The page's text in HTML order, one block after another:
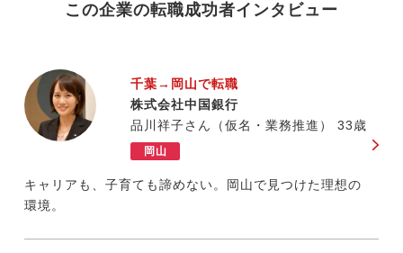
この企業の転職成功者インタビュー
千葉→岡山で転職
株式会社中国銀行
品川祥子さん（仮名・業務推進） 33歳
岡山
キャリアも、子育ても諦めない。岡山で見つけた理想の
環境。